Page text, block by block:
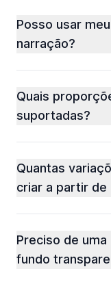
Posso usar
narração?
Quais
suportadas?
Quantas
criar a partir
Preciso de
fundo